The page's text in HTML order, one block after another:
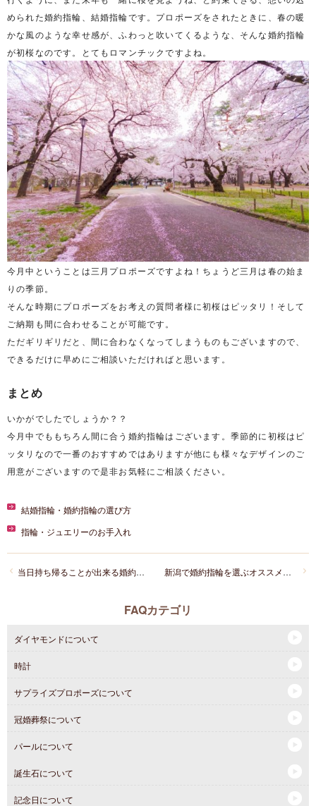
められた婚約指輪、結婚指輪です。プロポーズをされたときに、春の暖
かな風のような幸せ感が、ふわっと吹いてくるような、そんな婚約指輪
が初桜なのです。とてもロマンチックですよね。
今月中ということは三月プロポーズですよね！ちょうど三月は春の始ま
りの季節。
そんな時期にプロポーズをお考えの質問者様に初桜はピッタリ！そして
ご納期も間に合わせることが可能です。
ただギリギリだと、間に合わなくなってしまうものもございますので、
できるだけに早めにご相談いただければと思います。
まとめ
いかがでしたでしょうか？？
今月中でももちろん間に合う婚約指輪はございます。季節的に初桜はピ
ッタリなので一番のおすすめではありますが他にも様々なデザインのご
用意がございますので是非お気軽にご相談ください。
結婚指輪・婚約指輪の選び方
指輪・ジュエリーのお手入れ
新潟で婚約指輪を選ぶオススメは？？
当日持ち帰ることが出来る婚約指輪ってありますか？
FAQカテゴリ
ダイヤモンドについて
時計
サプライズプロポーズについて
冠婚葬祭について
パールについて
誕生石について
記念日について